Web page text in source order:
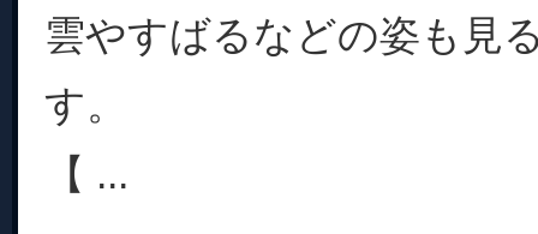
雲やすばるなどの姿も見
す。
【 ...